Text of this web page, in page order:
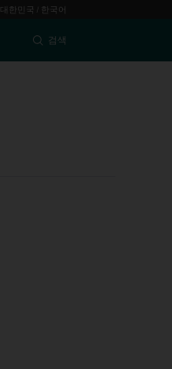
대한민국 / 한국어
검색